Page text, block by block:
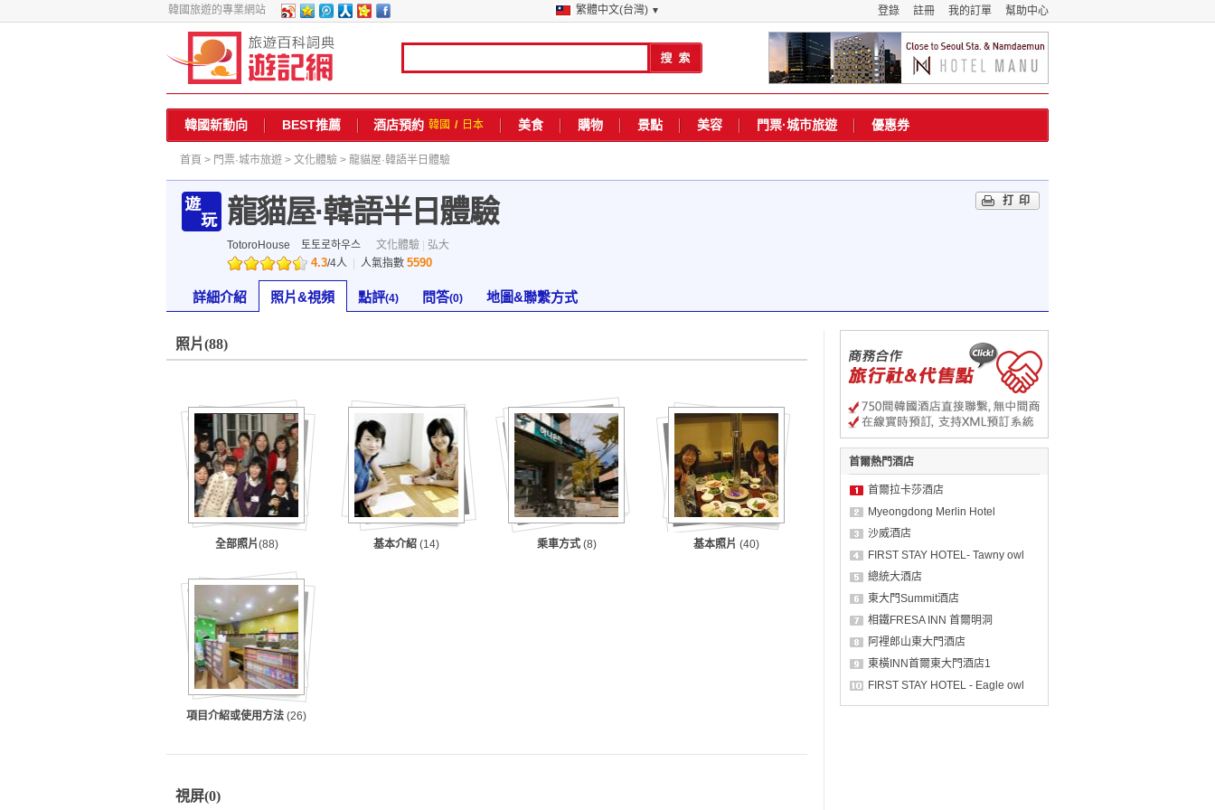
韓國旅遊的專業網站 幫助中心
我的訂單
註冊
登錄
繁體中文(台灣) ▼
韓國新動向 BEST推薦 酒店預約 韓國 / 日本 美食 購物 景點 美容 門票·城市旅遊 優惠券
首頁 > 門票·城市旅遊 > 文化體驗 > 龍貓屋·韓語半日體驗
龍貓屋·韓語半日體驗
TotoroHouse 토토로하우스 文化體驗 弘大
4.3/4人 人氣指數 5590
打印
詳細介紹 照片&視頻 點評(4) 問答(0) 地圖&聯繫方式
照片(88)
全部照片(88) 基本介紹 (14) 乘車方式 (8) 基本照片 (40)
項目介紹或使用方法 (26)
視屏(0)
首爾熱門酒店
首爾拉卡莎酒店
Myeongdong Merlin Hotel
沙威酒店
FIRST STAY HOTEL- Tawny owl
總統大酒店
東大門Summit酒店
相鐵FRESA INN 首爾明洞
阿裡郎山東大門酒店
東橫INN首爾東大門酒店1
FIRST STAY HOTEL - Eagle owl